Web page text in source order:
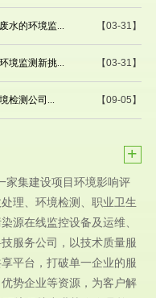
【03-31】
水的环境监...
【03-31】
境监测新挑...
【09-05】
检测公司...
+
集建设项目环境影响评
理、环境检测、职业卫生
源在线监控设备及运维、
服务公司，以技术质量服
平台，打破单一企业的服
势企业等资源，为客户解